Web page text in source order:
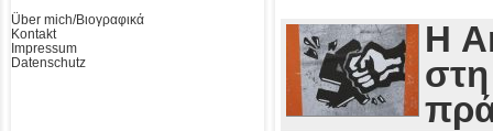
Über mich/Βιογραφικά
Kontakt
Impressum
Datenschutz
Η